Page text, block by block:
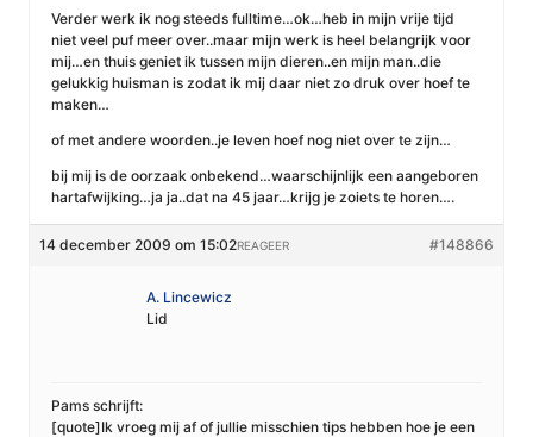
Verder werk ik nog steeds fulltime…ok…heb in mijn vrije tijd
niet veel puf meer over..maar mijn werk is heel belangrijk voor
mij…en thuis geniet ik tussen mijn dieren..en mijn man..die
gelukkig huisman is zodat ik mij daar niet zo druk over hoef te
maken…
of met andere woorden..je leven hoef nog niet over te zijn…
bij mij is de oorzaak onbekend…waarschijnlijk een aangeboren
hartafwijking…ja ja..dat na 45 jaar…krijg je zoiets te horen….
14 december 2009 om 15:02 #148866
REAGEER
A. Lincewicz
Lid
Pams schrijft:
[quote]Ik vroeg mij af of jullie misschien tips hebben hoe je een